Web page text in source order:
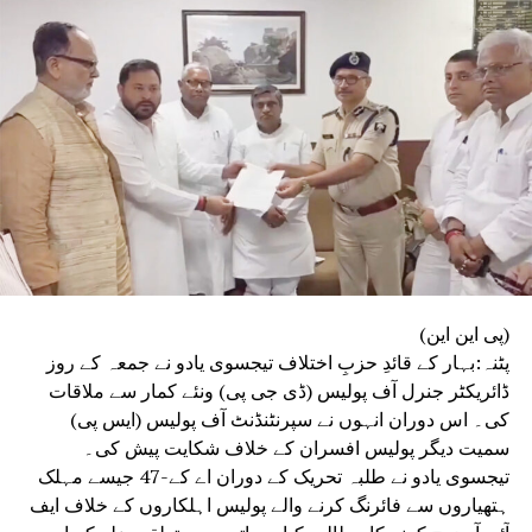
(پی این این)
پٹنہ:بہار کے قائدِ حزبِ اختلاف تیجسوی یادو نے جمعہ کے روز
ڈائریکٹر جنرل آف پولیس (ڈی جی پی) ونئے کمار سے ملاقات
کی۔ اس دوران انہوں نے سپرنٹنڈنٹ آف پولیس (ایس پی)
سمیت دیگر پولیس افسران کے خلاف شکایت پیش کی۔
تیجسوی یادو نے طلبہ تحریک کے دوران اے کے-47 جیسے مہلک
ہتھیاروں سے فائرنگ کرنے والے پولیس اہلکاروں کے خلاف ایف